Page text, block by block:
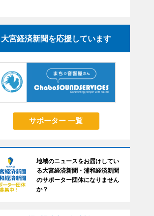
大宮経済新聞を応援しています
サポーター 一覧
地域のニュースをお届けしてい
る大宮経済新聞・浦和経済新聞
のサポーター団体になりません
か？